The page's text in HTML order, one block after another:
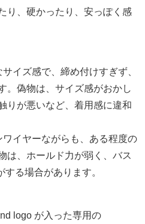
り、硬かったり、安っぽく感
イズ感で、締め付けすぎず、
。偽物は、サイズ感がおかし
りが悪いなど、着用感に違和
ワイヤーながらも、ある程度の
は、ホールド力が弱く、バス
する場合があります。
logo が入った専用の